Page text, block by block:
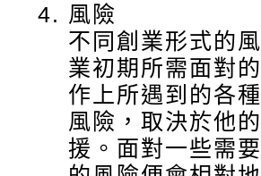
風險
不同創業形式的
業初期所需面對
作上所遇到的各
風險，取決於他
援。面對一些需